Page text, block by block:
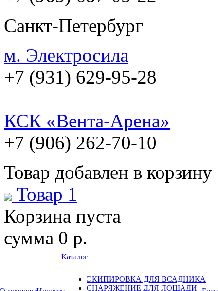
Санкт-Петербург
м. Электросила
+7 (931) 629-95-28
КСК «Вента-Арена»
+7 (906) 262-70-10
Товар добавлен в корзину
Товар 1
Корзина пуста
сумма 0 р.
Каталог
ЭКИПИРОВКА ДЛЯ ВСАДНИКА
СНАРЯЖЕНИЕ ДЛЯ ЛОШАДИ